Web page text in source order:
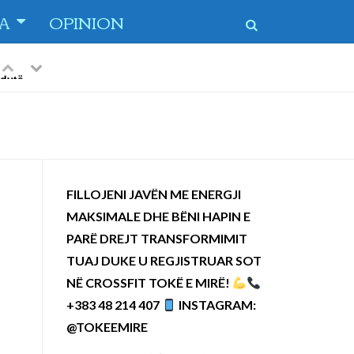
OPINION
-
PreviousNext
FILLOJENI JAVËN ME ENERGJI
MAKSIMALE DHE BËNI HAPIN E
PARË DREJT TRANSFORMIMIT
TUAJ DUKE U REGJISTRUAR SOT
NË CROSSFIT TOKË E MIRË!
+383 48 214 407
INSTAGRAM:
@TOKEEMIRE